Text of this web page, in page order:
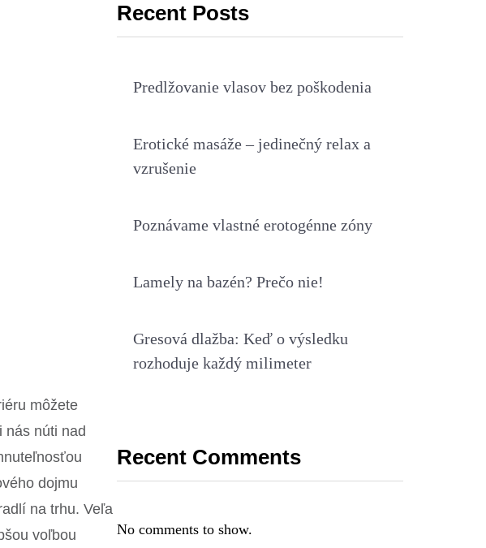
môžete
nás núti nad
dojmu
na trhu. Veľa
voľbou
Recent Posts
Predlžovanie vlasov bez poškodenia
Erotické masáže – jedinečný relax a
vzrušenie
Poznávame vlastné erotogénne zóny
Lamely na bazén? Prečo nie!
Gresová dlažba: Keď o výsledku
rozhoduje každý milimeter
Recent Comments
No comments to show.